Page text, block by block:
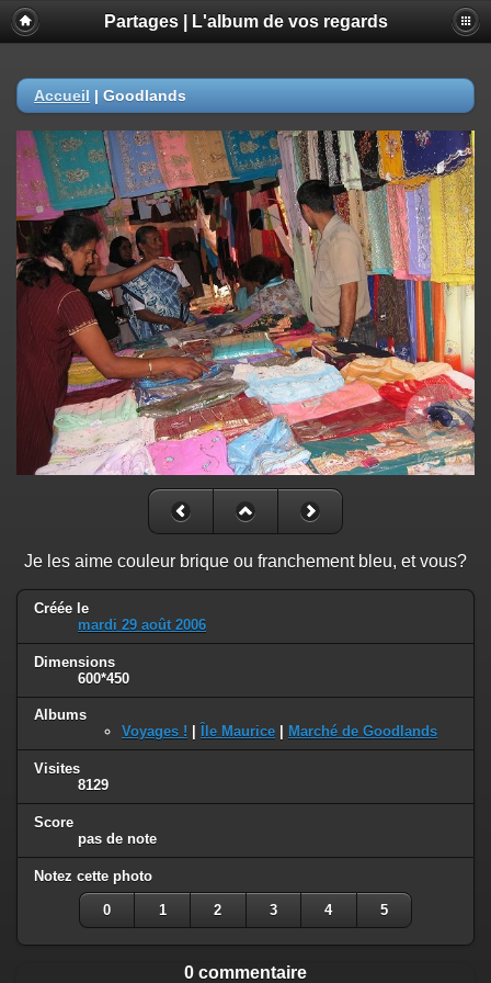
Partages | L'album de vos regards
Accueil | Goodlands
Je les aime couleur brique ou franchement bleu, et vous?
Créée le
mardi 29 août 2006
Dimensions
600*450
Albums
Voyages !
Île Maurice Marché de Goodlands
Visites
8129
Score
pas de note
Notez cette photo
0 1 2 3 4 5
0 commentaire